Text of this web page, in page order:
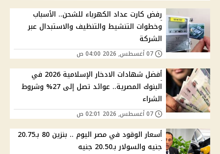
رفض كارت عداد الكهرباء للشحن.. الأسباب
وخطوات التنشيط والتنظيف والاستبدال عبر
الشركة
أفضل شهادات الادخار الإسلامية 2026 في
البنوك المصرية.. عوائد تصل إلى 27% وشروط
الشراء
أسعار الوقود في مصر اليوم .. بنزين 80 بـ20.75
جنيه والسولار بـ20.50 جنيه